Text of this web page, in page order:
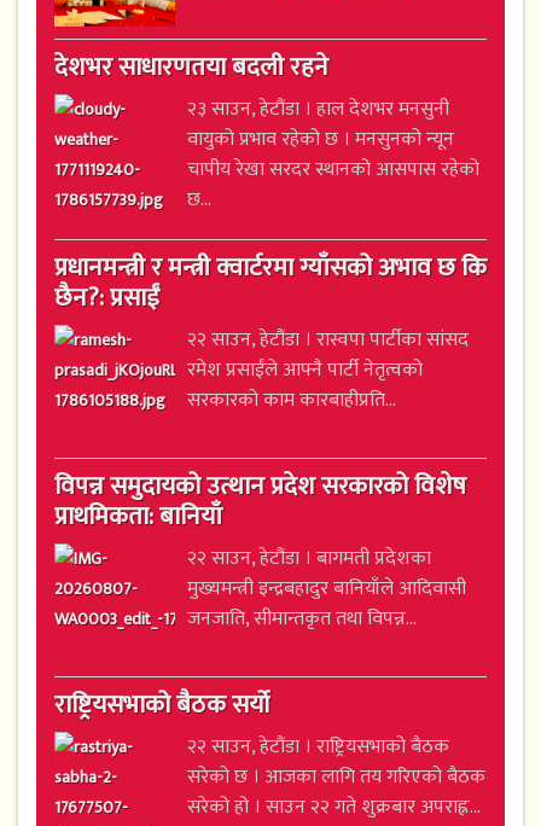
देशभर साधारणतया बदली रहने
२३ साउन, हेटौंडा । हाल देशभर मनसुनी
वायुको प्रभाव रहेको छ । मनसुनको न्यून
चापीय रेखा सरदर स्थानको आसपास रहेको
छ...
प्रधानमन्त्री र मन्त्री क्वार्टरमा ग्याँसको अभाव छ कि
छैन?: प्रसाईं
२२ साउन, हेटौंडा । रास्वपा पार्टीका सांसद
रमेश प्रसाईंले आफ्नै पार्टी नेतृत्वको
सरकारको काम कारबाहीप्रति...
विपन्न समुदायको उत्थान प्रदेश सरकारको विशेष
प्राथमिकता: बानियाँ
२२ साउन, हेटौंडा । बागमती प्रदेशका
मुख्यमन्त्री इन्द्रबहादुर बानियाँले आदिवासी
जनजाति, सीमान्तकृत तथा विपन्न...
राष्ट्रियसभाको बैठक सर्यो
२२ साउन, हेटौंडा । राष्ट्रियसभाको बैठक
सरेको छ । आजका लागि तय गरिएको बैठक
सरेको हो । साउन २२ गते शुक्रबार अपराह्न...